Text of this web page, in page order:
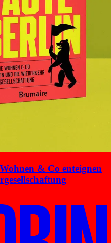
& Co enteignen